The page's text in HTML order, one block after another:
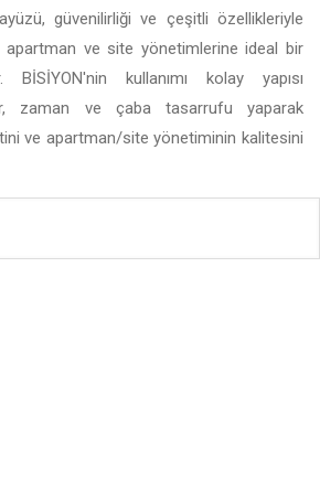
güvenilirliği ve çeşitli özellikleriyle
apartman ve site yönetimlerine ideal bir
BİSİYON'nin kullanımı kolay yapısı
zaman ve çaba tasarrufu yaparak
ve apartman/site yönetiminin kalitesini